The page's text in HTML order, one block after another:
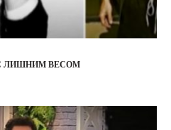
ЛИШНИМ ВЕСОМ